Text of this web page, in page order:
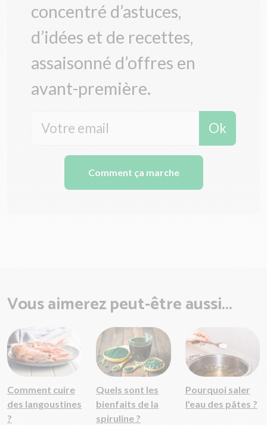
concentré d’astuces,
d’idées et de recettes,
assaisonné d’offres en
avant-première.
Ok
Comment ça marche
Vous aimerez peut-être aussi...
Comment cuire
des langoustines
?
Quels sont les
bienfaits de la
spiruline ?
Pourquoi saler
l'eau des pâtes ?